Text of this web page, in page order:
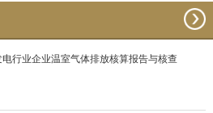
行业企业温室气体排放核算报告与核查